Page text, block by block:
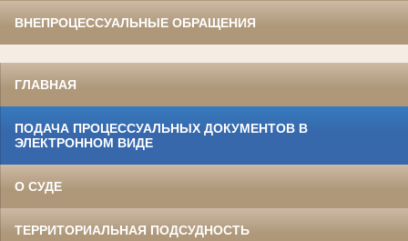
ВНЕПРОЦЕССУАЛЬНЫЕ ОБРАЩЕНИЯ
ГЛАВНАЯ
ПОДАЧА ПРОЦЕССУАЛЬНЫХ ДОКУМЕНТОВ В
ЭЛЕКТРОННОМ ВИДЕ
О СУДЕ
ТЕРРИТОРИАЛЬНАЯ ПОДСУДНОСТЬ